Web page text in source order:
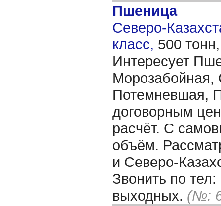
Пшеница
Северо-
класс, 500
Интересует
Морозабойная,
Потемневшая,
договорным
расчёт. С
объём.
и Северо-
Звонить по
выходных. (№: